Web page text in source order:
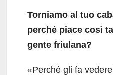
Torniamo al tuo
perché piace così
gente friulana?
«Perché gli fa